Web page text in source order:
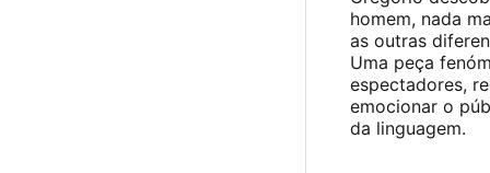
homem, nada
as outras
Uma peça
espectadores,
emocionar o
da linguagem.